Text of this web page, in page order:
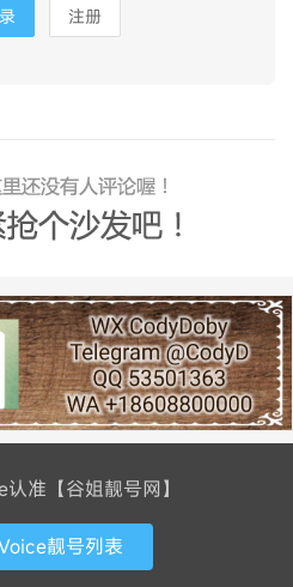
注册
准【谷姐靓号网】
靓号列表